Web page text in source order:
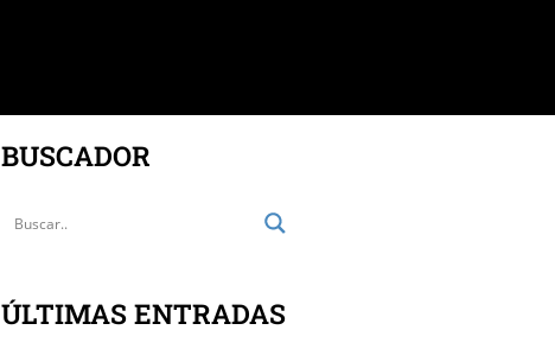
BUSCADOR
ÚLTIMAS ENTRADAS